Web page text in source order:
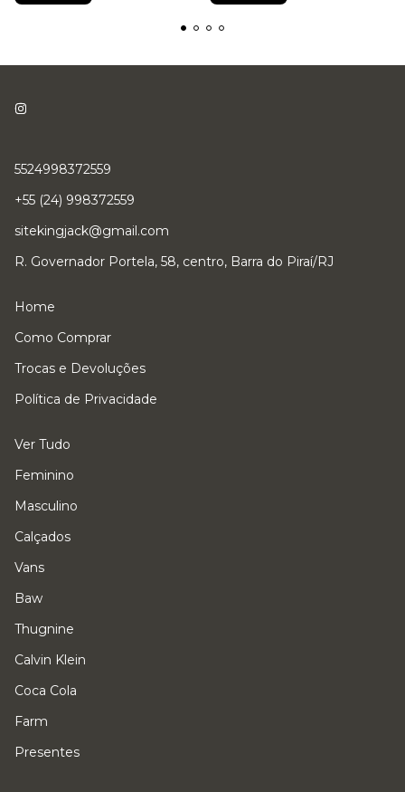
5524998372559
+55 (24) 998372559
sitekingjack@gmail.com
R. Governador Portela, 58, centro, Barra do Piraí/RJ
Home
Como Comprar
Trocas e Devoluções
Política de Privacidade
Ver Tudo
Feminino
Masculino
Calçados
Vans
Baw
Thugnine
Calvin Klein
Coca Cola
Farm
Presentes